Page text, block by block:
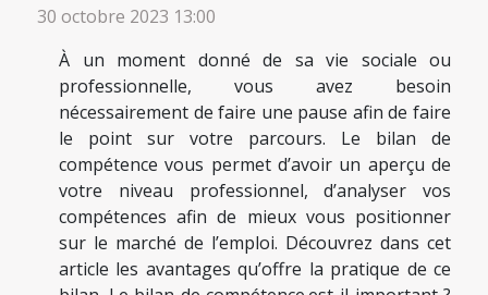
30 octobre 2023 13:00
À un moment donné de sa vie sociale ou
professionnelle, vous avez besoin
nécessairement de faire une pause afin de faire
le point sur votre parcours. Le bilan de
compétence vous permet d’avoir un aperçu de
votre niveau professionnel, d’analyser vos
compétences afin de mieux vous positionner
sur le marché de l’emploi. Découvrez dans cet
article les avantages qu’offre la pratique de ce